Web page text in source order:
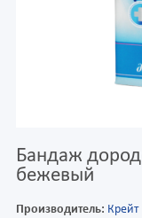
Бандаж
бежевый
Производитель: Крейт